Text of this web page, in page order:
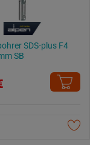
SDS-plus F4
SB